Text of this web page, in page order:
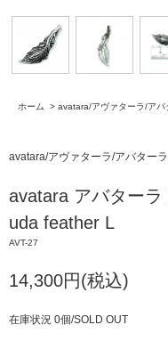
ホーム > avatara/アヴァターラ/アバ
avatara/アヴァターラ/アバターラ
avatara アバター
uda feather L
AVT-27
14,300円(税込)
在庫状況 0個/SOLD OUT